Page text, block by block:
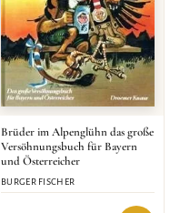
Brüder im Alpenglühn das große
Versöhnungsbuch für Bayern
und Österreicher
BURGER FISCHER